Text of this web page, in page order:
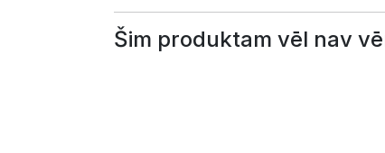
Šim produktam vēl nav